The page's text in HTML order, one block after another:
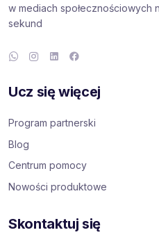
w mediach społecznościowych
sekund
Ucz się więcej
Program partnerski
Blog
Centrum pomocy
Nowości produktowe
Skontaktuj się